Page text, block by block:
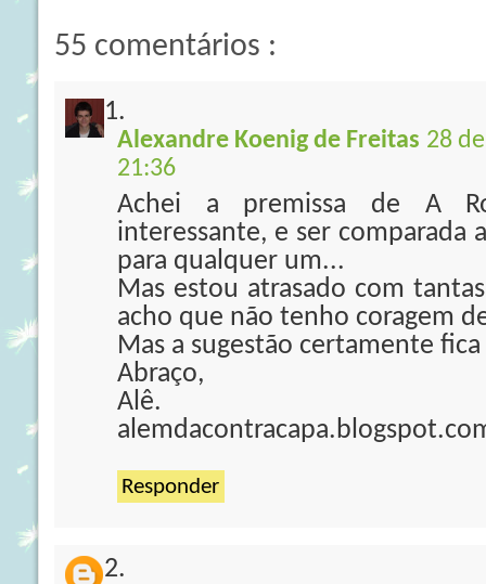
55 comentários :
Alexandre Koenig de Freitas 28
21:36
Achei a premissa de A
interessante, e ser comparada
para qualquer um...
Mas estou atrasado com
acho que não tenho coragem
Mas a sugestão certamente
Abraço,
Alê.
Responder